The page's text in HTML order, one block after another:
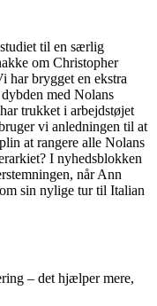
til en særlig
om Christopher
har brygget en ekstra
med Nolans
trukket i arbejdstøjet
vi anledningen til at
at rangere alle Nolans
I nyhedsblokken
når Ann
sin nylige tur til Italian
– det hjælper mere,